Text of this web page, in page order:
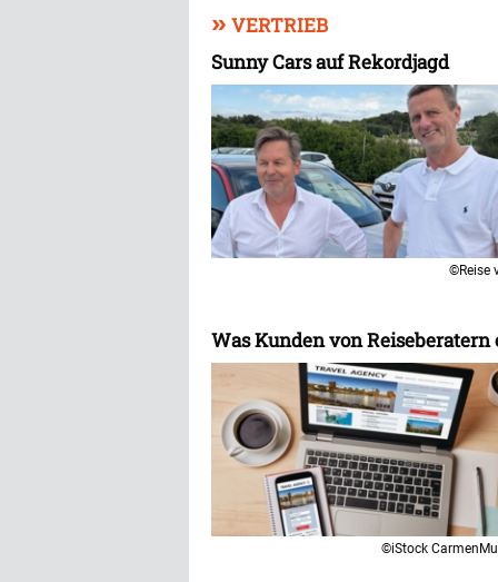
» VERTRIEB
Sunny Cars auf Rekordjagd
©Reise
Was Kunden von
©iStock